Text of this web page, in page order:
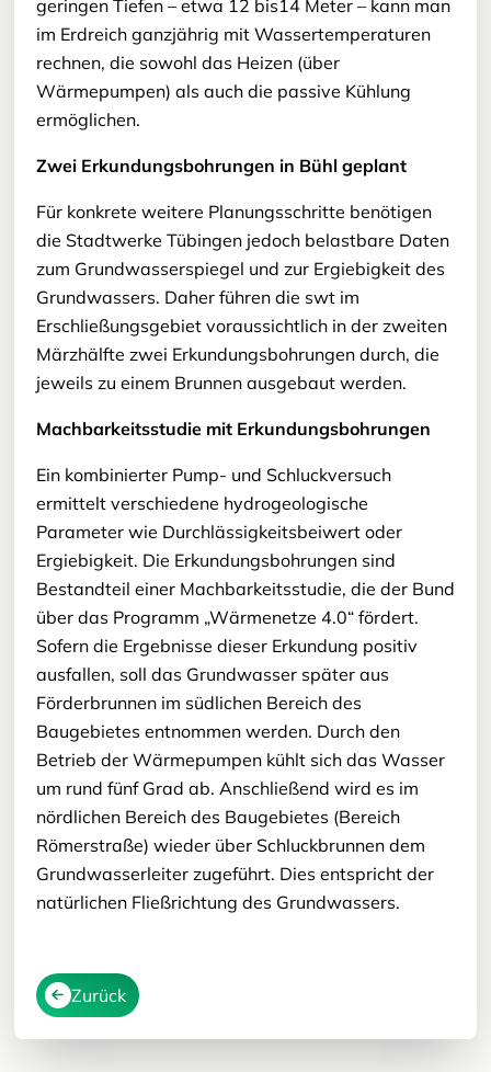
geringen Tiefen – etwa 12 bis14 Meter – kann man
im Erdreich ganzjährig mit Wassertemperaturen
rechnen, die sowohl das Heizen (über
Wärmepumpen) als auch die passive Kühlung
ermöglichen.
Zwei Erkundungsbohrungen in Bühl geplant
Für konkrete weitere Planungsschritte benötigen
die Stadtwerke Tübingen jedoch belastbare Daten
zum Grundwasserspiegel und zur Ergiebigkeit des
Grundwassers. Daher führen die swt im
Erschließungsgebiet voraussichtlich in der zweiten
Märzhälfte zwei Erkundungsbohrungen durch, die
jeweils zu einem Brunnen ausgebaut werden.
Machbarkeitsstudie mit Erkundungsbohrungen
Ein kombinierter Pump- und Schluckversuch
ermittelt verschiedene hydrogeologische
Parameter wie Durchlässigkeitsbeiwert oder
Ergiebigkeit. Die Erkundungsbohrungen sind
Bestandteil einer Machbarkeitsstudie, die der Bund
über das Programm „Wärmenetze 4.0“ fördert.
Sofern die Ergebnisse dieser Erkundung positiv
ausfallen, soll das Grundwasser später aus
Förderbrunnen im südlichen Bereich des
Baugebietes entnommen werden. Durch den
Betrieb der Wärmepumpen kühlt sich das Wasser
um rund fünf Grad ab. Anschließend wird es im
nördlichen Bereich des Baugebietes (Bereich
Römerstraße) wieder über Schluckbrunnen dem
Grundwasserleiter zugeführt. Dies entspricht der
natürlichen Fließrichtung des Grundwassers.
Zurück